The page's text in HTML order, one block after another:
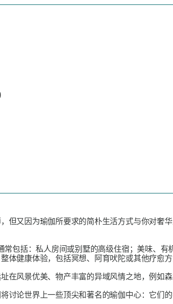
但又因为瑜伽所要求的简朴生活方式与你对奢
常包括：私人房间或别墅的高级住宿；美味、有
体健康体验，包括冥想、阿育吠陀或其他疗愈
在风景优美、物产丰富的异域风情之地，例如
讨论世界上一些顶尖和著名的瑜伽中心：它们